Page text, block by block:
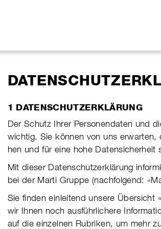
1 DATENSCHUTZERKLÄRUNG
Der Schutz Ihrer Personendaten und
wichtig. Sie können von uns
hen und für eine hohe Daten­sicher­heit
Mit dieser Datenschutzerklärung
bei der Marti Gruppe (nach­folgend:
Sie finden einleitend unsere Übersicht
wir Ihnen noch aus­führ­li­chere
auf die ein­zel­nen Rubri­ken, um mehr